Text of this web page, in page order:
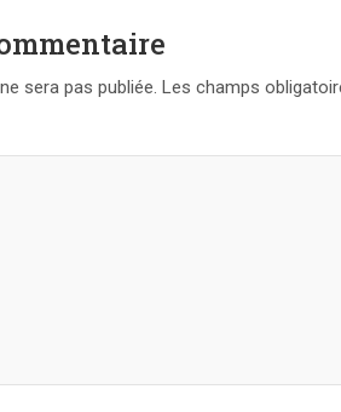
sera pas publiée. Les champs